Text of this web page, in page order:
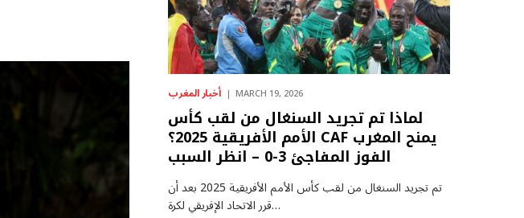
أخبار المغرب MARCH 19, 2026
لماذا تم تجريد السنغال من لقب كأس
الأمم الأفريقية 2025؟ CAF يمنح المغرب
الفوز المفاجئ 3-0 – انظر السبب
تم تجريد السنغال من لقب كأس الأمم الأفريقية 2025 بعد أن
قرر الاتحاد الإفريقي لكرة…